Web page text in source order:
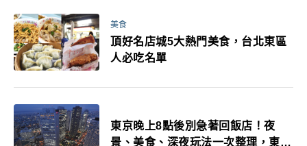
美食
頂好名店城5大熱門美食，台北東區
人必吃名單
東京晚上8點後別急著回飯店！夜
景、美食、深夜玩法一次整理，東京